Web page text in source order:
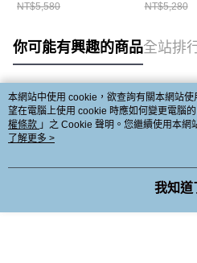
8.5cm-黑
NT$5,580 NT$5,280
你可能有興趣的商品全站排
熱門標籤
本網站中使用 cookie，欲查詢有關本網站
望在電腦上使用 cookie 時應如何變更電腦
權條款 」之 Cookie 聲明。您繼續使用本網
用條款之 Cookie 聲明使用 cookie。
了解更多 >
我知道